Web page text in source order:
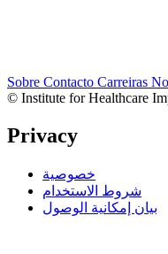
Sobre Contacto Carreiras
© Institute for Healthcare
Privacy
خصوصية
شروط الاستخدام
بيان إمكانية الوصول